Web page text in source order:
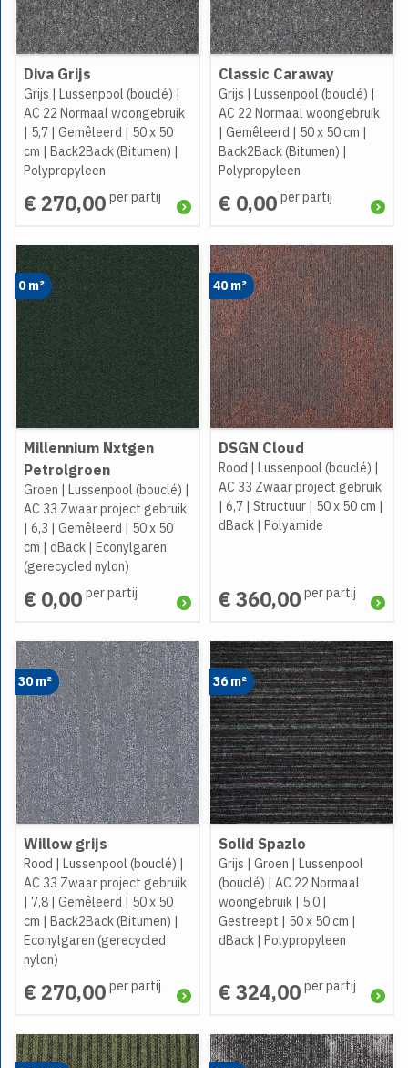
Diva Grijs
Grijs | Lussenpool (bouclé) |
AC 22 Normaal woongebruik
| 5,7 | Gemêleerd | 50 x 50
cm | Back2Back (Bitumen) |
Polypropyleen
€ 270,00 per partij
Classic Caraway
Grijs | Lussenpool (bouclé) |
AC 22 Normaal woongebruik
| Gemêleerd | 50 x 50 cm |
Back2Back (Bitumen) |
Polypropyleen
€ 0,00 per partij
0 m²
Millennium Nxtgen
Petrolgroen
Groen | Lussenpool (bouclé) |
AC 33 Zwaar project gebruik
| 6,3 | Gemêleerd | 50 x 50
cm | dBack | Econylgaren
(gerecycled nylon)
€ 0,00 per partij
40 m²
DSGN Cloud
Rood | Lussenpool (bouclé) |
AC 33 Zwaar project gebruik
| 6,7| Structuur| 50 x 50 cm |
dBack| Polyamide
€ 360,00 per partij
30 m²
Willow grijs
Rood | Lussenpool (bouclé) |
AC 33 Zwaar project gebruik
| 7,8 | Gemêleerd | 50 x 50
cm | Back2Back (Bitumen) |
Econylgaren (gerecycled
nylon)
€ 270,00 per partij
36 m²
Solid Spazlo
Grijs | Groen | Lussenpool
(bouclé) | AC 22 Normaal
woongebruik| 5,0|
Gestreept | 50 x 50 cm |
dBack| Polypropyleen
€ 324,00 per partij